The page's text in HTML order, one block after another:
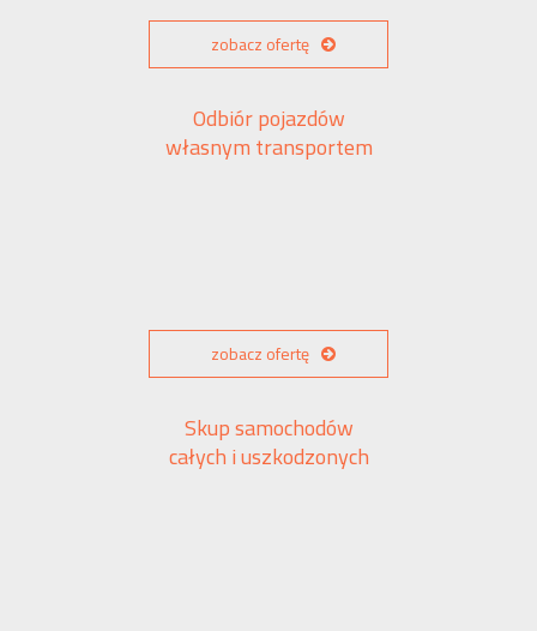
zobacz ofertę
Odbiór pojazdów
własnym transportem
zobacz ofertę
Skup samochodów
całych i uszkodzonych